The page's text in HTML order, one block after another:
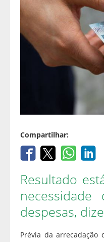
Compartilhar:
Resultado
despesas,
Prévia da